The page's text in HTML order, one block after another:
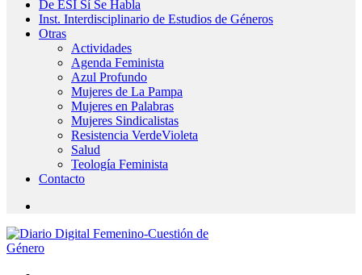
De ESI Sí Se Habla
Inst. Interdisciplinario de Estudios de Géneros
Otras
Actividades
Agenda Feminista
Azul Profundo
Mujeres de La Pampa
Mujeres en Palabras
Mujeres Sindicalistas
Resistencia VerdeVioleta
Salud
Teología Feminista
Contacto